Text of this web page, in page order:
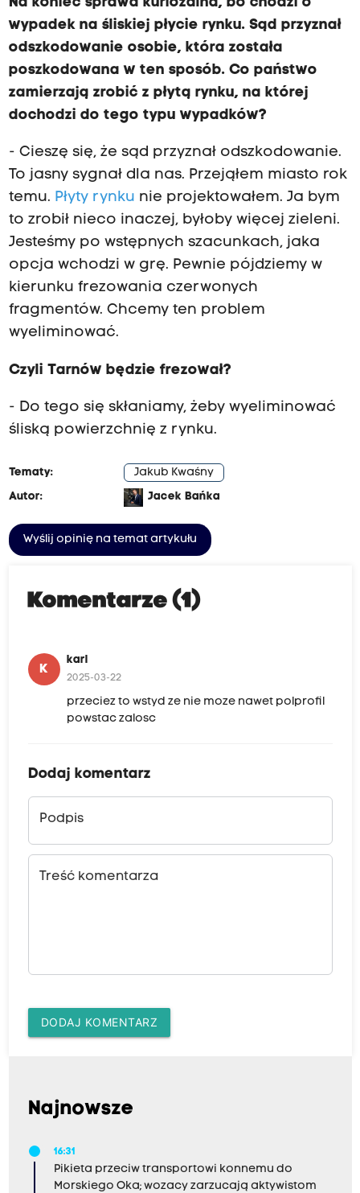
wypadek na śliskiej płycie rynku. Sąd przyznał
odszkodowanie osobie, która została
poszkodowana w ten sposób. Co państwo
zamierzają zrobić z płytą rynku, na której
dochodzi do tego typu wypadków?
- Cieszę się, że sąd przyznał odszkodowanie.
To jasny sygnał dla nas. Przejąłem miasto rok
temu. Płyty rynku nie projektowałem. Ja bym
to zrobił nieco inaczej, byłoby więcej zieleni.
Jesteśmy po wstępnych szacunkach, jaka
opcja wchodzi w grę. Pewnie pójdziemy w
kierunku frezowania czerwonych
fragmentów. Chcemy ten problem
wyeliminować.
Czyli Tarnów będzie frezował?
- Do tego się skłaniamy, żeby wyeliminować
śliską powierzchnię z rynku.
Tematy:
Jakub Kwaśny
Autor:
Jacek Bańka
Wyślij opinię na temat artykułu
Komentarze (1)
K
karl
2025-03-22
przeciez to wstyd ze nie moze nawet polprofil
powstac zalosc
Dodaj komentarz
Podpis
Treść komentarza
DODAJ KOMENTARZ
Najnowsze
16:31
Pikieta przeciw transportowi konnemu do
Morskiego Oka; wozacy zarzucają aktywistom